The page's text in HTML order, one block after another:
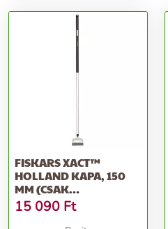
FISKARS XACT™
HOLLAND KAPA, 150
MM (CSAK
RENDELÉSRE)
15 090 Ft